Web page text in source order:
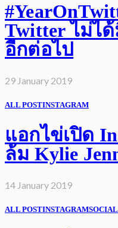
Twitter ไม่ไ
อีกต่อไป
29 January 2019
ALL POSTINSTAGRAM
แอกไข่เปิด
ล้ม Kylie
14 January 2019
ALL POSTINSTAGRAM